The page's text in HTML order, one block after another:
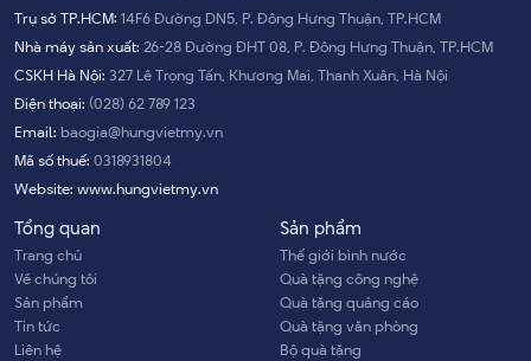
Trụ sở TP.HCM: 14F6 Đường DN5, P. Đông Hưng Thuận, TP.HCM
Nhà máy sản xuất: 26-28 Đường ĐHT 08, P. Đông Hưng Thuận, TP.HCM
CSKH Hà Nội: 327 Lê Trọng Tấn, Khương Mai, Thanh Xuân, Hà Nội
Điện thoại: (028) 62 789 123
Email: baogia@hungvietmy.vn
Mã số thuế: 0318931804
Website: www.hungvietmy.vn
Tổng quan
Trang chủ
Về chúng tôi
Sản phẩm
Tin tức
Liên hệ
Sản phẩm
Thế giới bình nước
Quà tặng công nghệ
Quà tặng quảng cáo
Quà tặng văn phòng
Bộ quà tặng